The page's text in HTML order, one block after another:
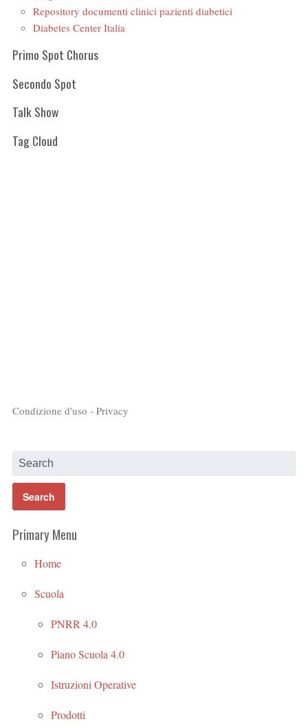
Repository documenti clinici pazienti diabetici
Diabetes Center Italia
Primo Spot Chorus
Secondo Spot
Talk Show
Tag Cloud
Condizione d'uso - Privacy
Primary Menu
Home
Scuola
PNRR 4.0
Piano Scuola 4.0
Istruzioni Operative
Prodotti